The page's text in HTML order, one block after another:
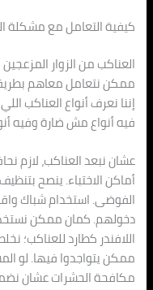
كيفية التعامل مع مشكلة
العناكب من الزوار
ممكن نتعامل معاهم
إننا نعرف أنواع العناكب
فيه أنواع مش ضارة وفيه
عشان نبعد العناكب، لازم
أماكن الاختباء. ينصح
الفوضى. استخدام شباك
دخولهم. كمان ممكن
اللافندر كطارد للعناكب؛
ممكن يتواجدوا فيها. لو
مكافحة الحشرات عشان